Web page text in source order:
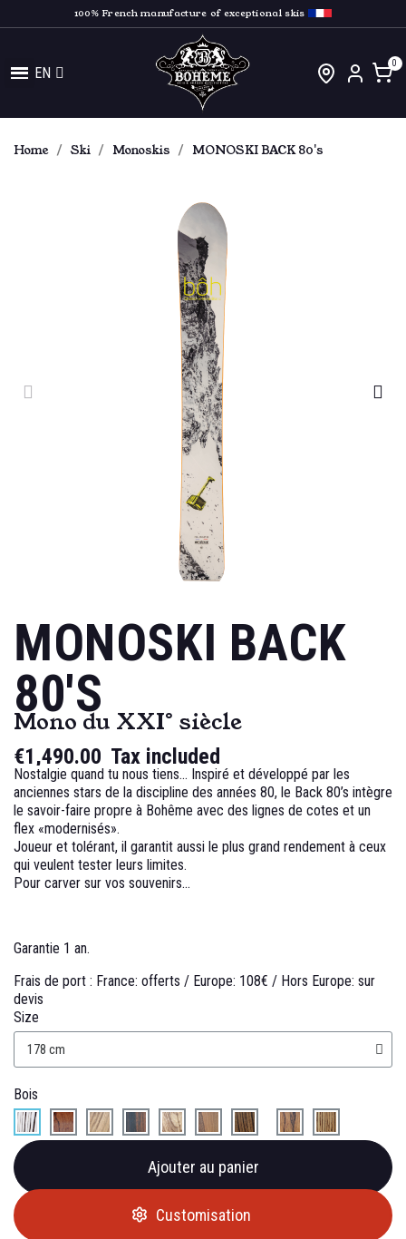
100% French manufacture of exceptional skis
EN
Home Ski Monoskis MONOSKI BACK 80's
MONOSKI BACK
80'S
Mono du XXI° siècle
€1,490.00 Tax included
Nostalgie quand tu nous tiens... Inspiré et développé par les
anciennes stars de la discipline des années 80, le Back 80’s intègre
le savoir-faire propre à Bohême avec des lignes de cotes et un
flex «modernisés».
Joueur et tolérant, il garantit aussi le plus grand rendement à ceux
qui veulent tester leurs limites.
Pour carver sur vos souvenirs...
Garantie 1 an.
Frais de port : France: offerts / Europe: 108€ / Hors Europe: sur
devis
Size
Bois
Ajouter au panier
Customisation